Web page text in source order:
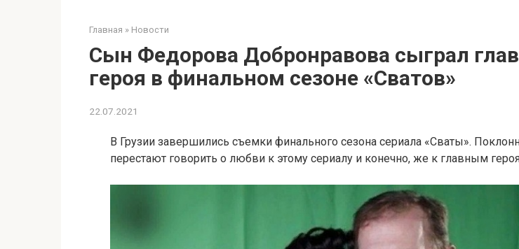
Главная » Новости
Сын Федорова Добронравова сыграл
героя в финальном сезоне «Сватов»
22.07.2021
В Грузии завершились съемки финального сезона сериала «Сваты».
перестают говорить о любви к этому сериалу и конечно, же к главным